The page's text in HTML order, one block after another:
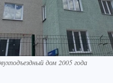
дом 2005 года